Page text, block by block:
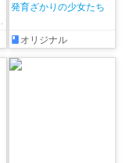
発育ざかりの少女たち
オリジナル